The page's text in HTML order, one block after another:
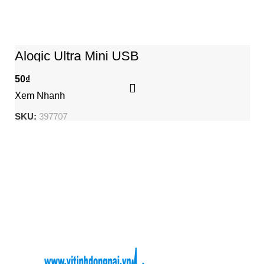
Alogic Ultra Mini USB
50₫
Xem Nhanh
SKU: 397707